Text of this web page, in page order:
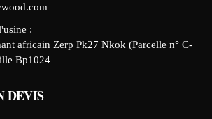
:
africain Zerp Pk27 Nkok (Parcelle n° C-
Bp1024
DEVIS